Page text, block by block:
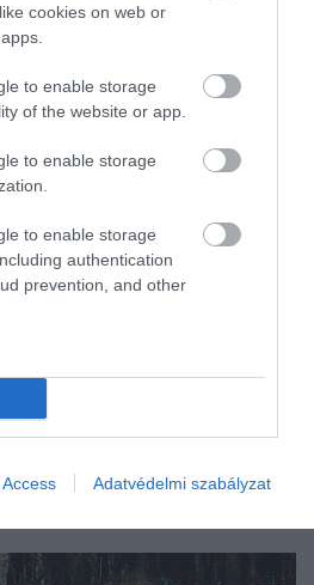
cookies on web or
to enable storage
of the website or app.
to enable storage
to enable storage
authentication
prevention, and other
Adatvédelmi szabályzat
nem színeződik el
arany
létezne az idő. Évszázados
most pontosabban is